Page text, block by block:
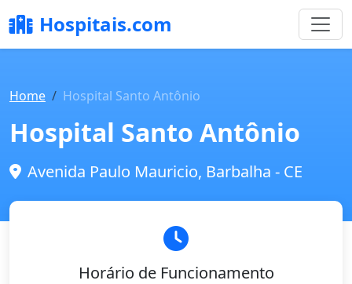
Hospitais.com
Home Hospital Santo Antônio
Hospital Santo Antônio
Avenida Paulo Mauricio, Barbalha - CE
Horário de Funcionamento